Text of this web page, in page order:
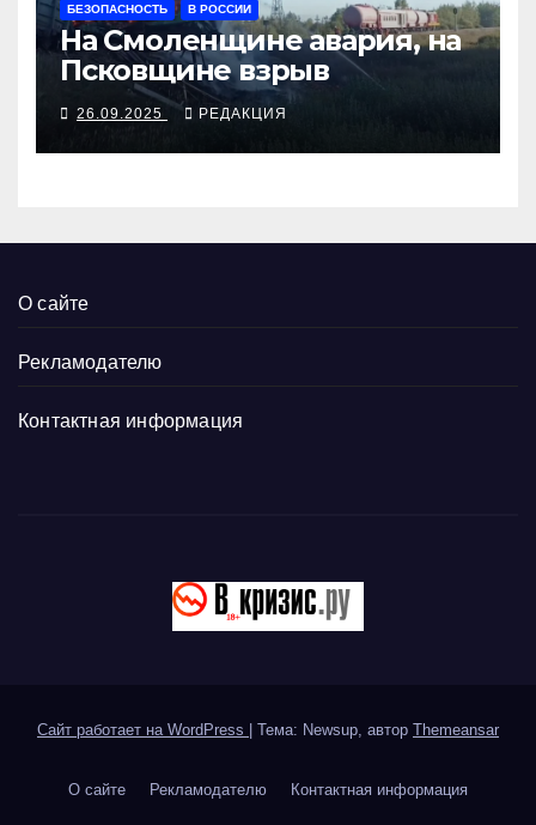
БЕЗОПАСНОСТЬ В РОССИИ
На Смоленщине авария, на
Псковщине взрыв
26.09.2025 РЕДАКЦИЯ
О сайте
Рекламодателю
Контактная информация
Сайт работает на WordPress Тема: Newsup, автор Themeansar
О сайте Рекламодателю Контактная информация